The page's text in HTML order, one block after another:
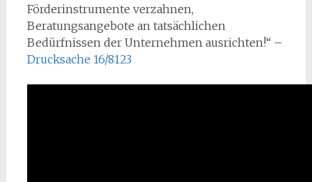
Förderinstrumente verzahnen,
Beratungsangebote an tatsächlichen
Bedürfnissen der Unternehmen ausrichten!“ –
Drucksache 16/8123